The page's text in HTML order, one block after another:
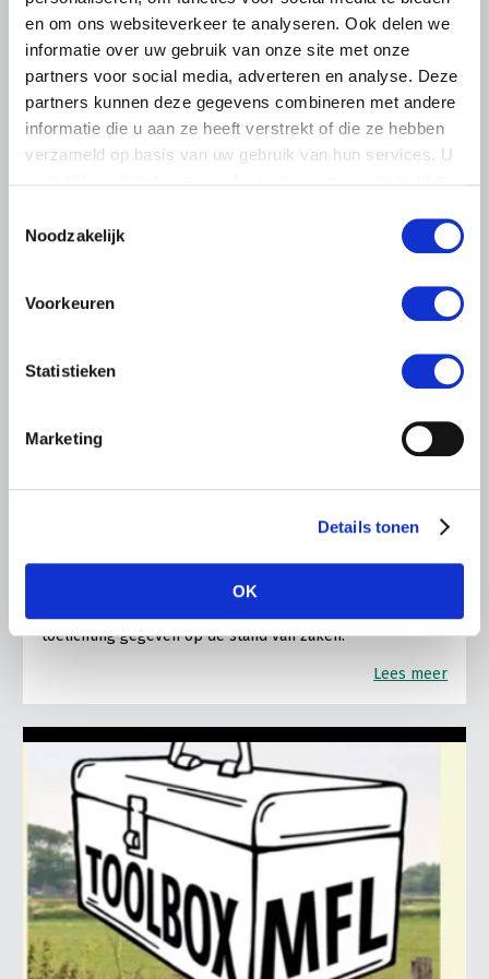
en om ons websiteverkeer te analyseren. Ook delen we
informatie over uw gebruik van onze site met onze
partners voor social media, adverteren en analyse. Deze
partners kunnen deze gegevens combineren met andere
informatie die u aan ze heeft verstrekt of die ze hebben
verzameld op basis van uw gebruik van hun services. U
Noodzakelijk
Voorkeuren
Statistieken
Marketing
Details tonen
OK
paardenhouders. Het voorkomen van hittestress is geen
eenmalige actie.
Lees meer
ALGEMENE INFORMATIE
Veel agrariërs hebben vragen over de vervolgstappen in
toelichting gegeven op de stand van zaken.
Lees meer